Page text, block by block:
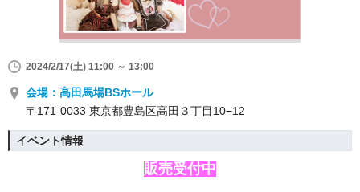
2024/2/17(土) 11:00 ～ 13:00
会場：高田馬場BSホール
〒171-0033 東京都豊島区高田３丁目10−12
イベント情報
販売受付中